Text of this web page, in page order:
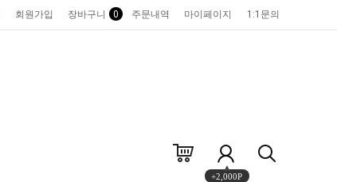
회원가입 장바구니 0 주문내역 마이페이지 1:1문의
+2,000P